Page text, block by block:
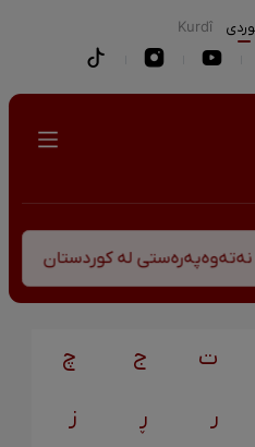
Kurdî
نەتەوەپەرەستی لە کوردستان -
ت ج چ
ر ڕ ز